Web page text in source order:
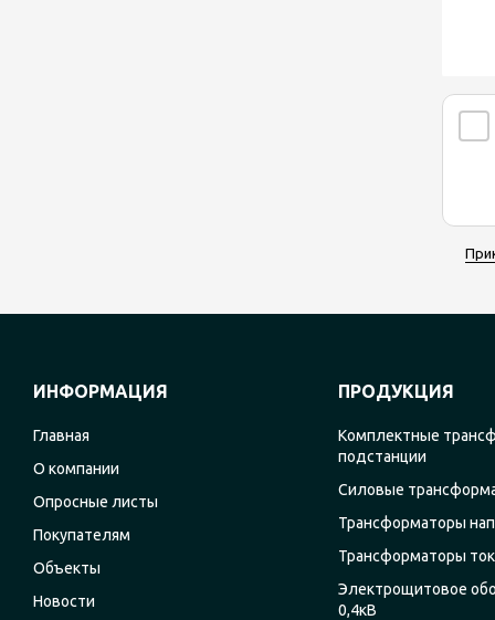
ИНФОРМАЦИЯ
Главная
О компании
Опросные листы
Покупателям
Объекты
Новости
ПРОДУКЦИЯ
Комплектные
подстанции
Силовые
Трансформаторы
Трансформаторы
Электрощитовое
0,4кВ